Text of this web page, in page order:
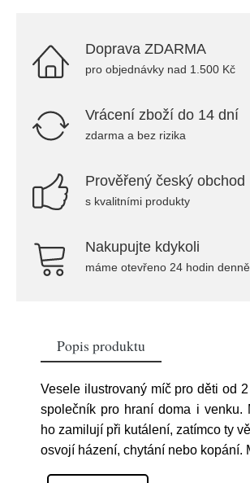
Doprava ZDARMA
pro objednávky nad 1.500 Kč
Vrácení zboží do 14 dní
zdarma a bez rizika
Prověřený český obchod
s kvalitními produkty
Nakupujte kdykoli
máme otevřeno 24 hodin denně
Popis produktu
Vesele ilustrovaný míč pro děti od
společník pro hraní doma i venku.
ho zamilují při kutálení, zatímco ty
osvojí házení, chytání nebo kopání.